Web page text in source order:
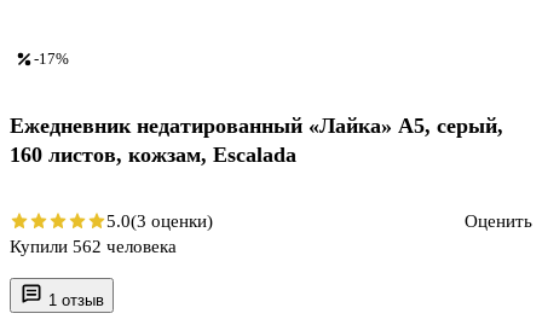
1 отзыв
-17%
Ежедневник недатированный «Лайка» А5, серый,
160 листов, кожзам, Escalada
5.0(3 оценки)
Оценить
Купили 562 человека